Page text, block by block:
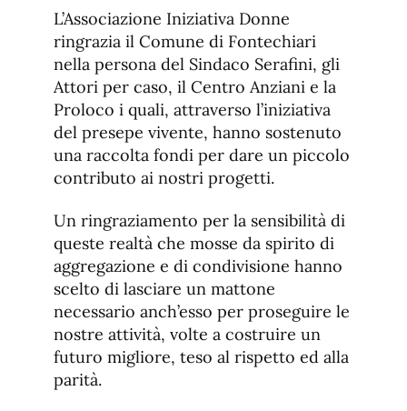
de
fuente
de
fuente.
L’Associazione Iniziativa Donne
ringrazia il Comune di Fontechiari
nella persona del Sindaco Serafini, gli
Attori per caso, il Centro Anziani e la
Proloco i quali, attraverso l’iniziativa
del presepe vivente, hanno sostenuto
una raccolta fondi per dare un piccolo
contributo ai nostri progetti.
Un ringraziamento per la sensibilità di
queste realtà che mosse da spirito di
aggregazione e di condivisione hanno
scelto di lasciare un mattone
necessario anch’esso per proseguire le
nostre attività, volte a costruire un
futuro migliore, teso al rispetto ed alla
parità.